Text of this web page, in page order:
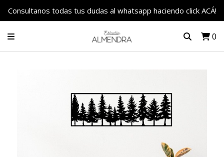
Consultanos todas tus dudas al whatsapp haciendo click ACÁ!
0